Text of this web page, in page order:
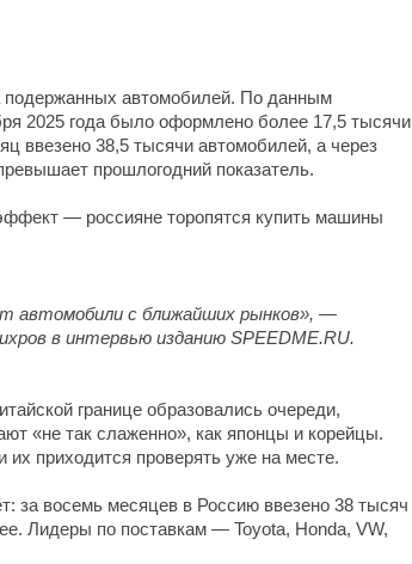
подержанных автомобилей. По данным
2025 года было оформлено более 17,5 тысячи
ввезено 38,5 тысячи автомобилей, а через
прошлогодний показатель.
— россияне торопятся купить машины
автомобили с ближайших рынков», —
в интервью изданию SPEEDME.RU.
границе образовались очереди,
«не так слаженно», как японцы и корейцы.
приходится проверять уже на месте.
за восемь месяцев в Россию ввезено 38 тысяч
Лидеры по поставкам — Toyota, Honda, VW,